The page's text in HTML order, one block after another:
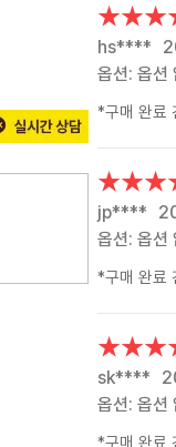
hs****
옵션: 옵션
*구매 완료
jp****
옵션: 옵션
*구매 완료
sk****
옵션: 옵션
*구매 완료